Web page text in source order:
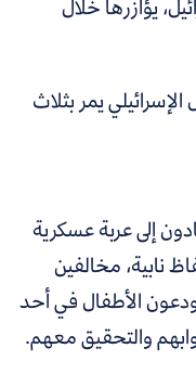
يؤازرها خلال
يمر بثلاث
إلى عربة عسكرية
نابية، مخالفين
الأطفال في أحد
والتحقيق معهم.